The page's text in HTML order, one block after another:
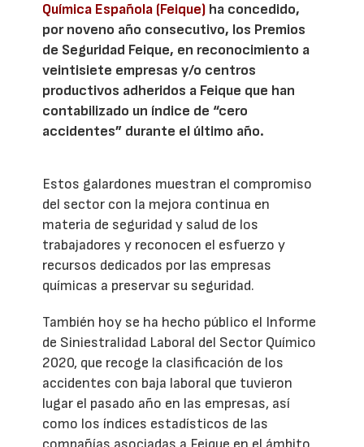
Química Española (Feique) ha concedido,
por noveno año consecutivo, los Premios
de Seguridad Feique, en reconocimiento a
veintisiete empresas y/o centros
productivos adheridos a Feique que han
contabilizado un índice de “cero
accidentes” durante el último año.
Estos galardones muestran el compromiso
del sector con la mejora continua en
materia de seguridad y salud de los
trabajadores y reconocen el esfuerzo y
recursos dedicados por las empresas
químicas a preservar su seguridad.
También hoy se ha hecho público el Informe
de Siniestralidad Laboral del Sector Químico
2020, que recoge la clasificación de los
accidentes con baja laboral que tuvieron
lugar el pasado año en las empresas, así
como los índices estadísticos de las